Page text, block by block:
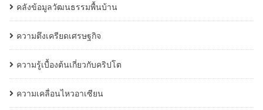
คลังข้อมูลวัฒนธรรมพื้นบ้าน
ความตึงเครียดเศรษฐกิจ
ความรู้เบื้องต้นเกี่ยวกับคริปโต
ความเคลื่อนไหวอาเซียน